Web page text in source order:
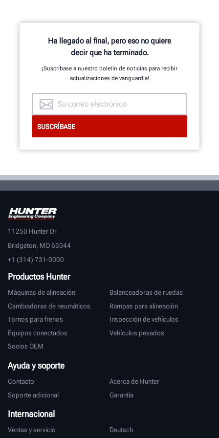
Ha llegado al final, pero eso no quiere
decir que ha terminado.
¡Suscríbase a nuestro boletín de noticias para recibir
actualizaciones de vanguardia!
11250 Hunter Dr
Bridgeton, MO 63044
+1 (314) 731-0000
Productos Hunter
Máquinas de alineación
Balanceadoras de ruedas
Cambiadoras de neumáticos
Rampas para alineación
Tornos para frenos
Inspección de vehículos
Equipos conectados
Vehículos pesados
Socios OEM
Ayuda y soporte
Contacto
Acerca de Hunter
Soporte adicional
Garantía
Internacional
Ventas y servicio Deutsch